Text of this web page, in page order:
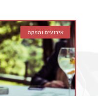
אירועים והפקה